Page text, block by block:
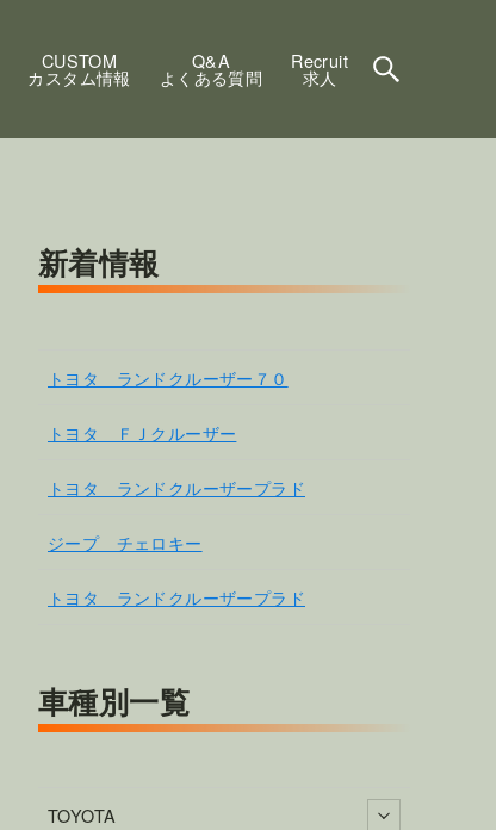
CUSTOM
カスタム情報
Q&A
よくある質問
Recruit
求人
新着情報
トヨタ ランドクルーザー７０
トヨタ ＦＪクルーザー
トヨタ ランドクルーザープラド
ジープ チェロキー
トヨタ ランドクルーザープラド
車種別一覧
TOYOTA